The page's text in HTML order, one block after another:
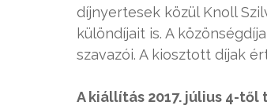
díjnyertesek közül Knoll
különdíjait is. A
szavazói. A kiosztott díjak
A kiállítás 2017. július 4-